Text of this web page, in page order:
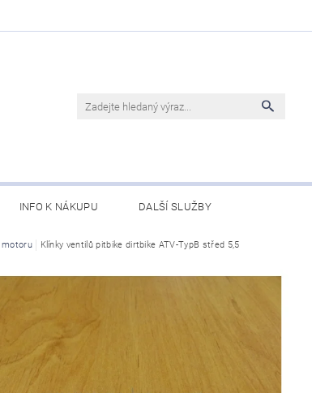
INFO K NÁKUPU DALŠÍ SLUŽBY
motoru Klínky ventilů pitbike dirtbike ATV-TypB střed 5,5